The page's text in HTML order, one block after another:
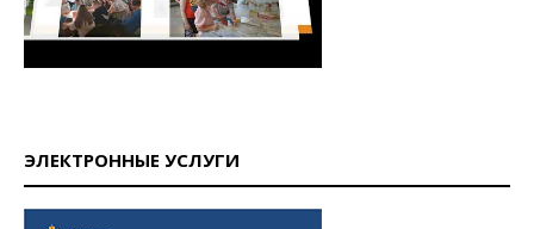
ЭЛЕКТРОННЫЕ УСЛУГИ